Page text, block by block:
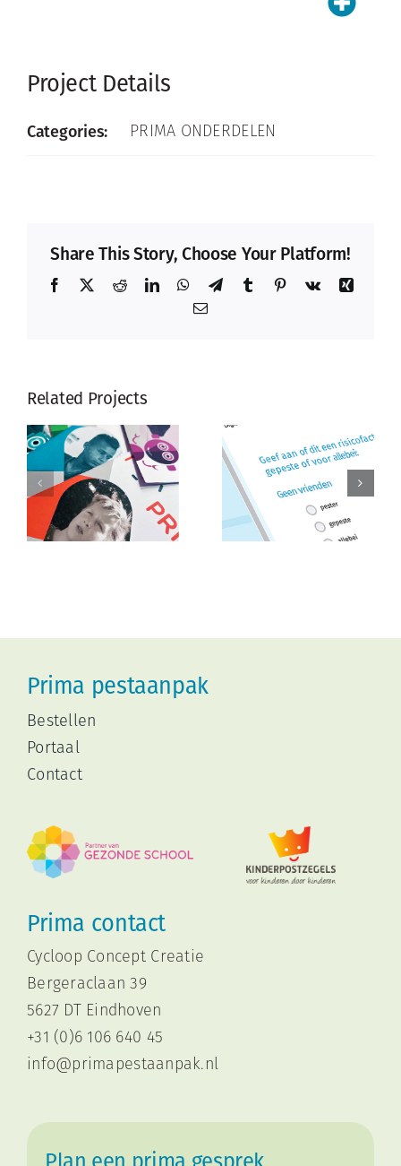
Project Details
Categories: PRIMA ONDERDELEN
Share This Story, Choose Your Platform!
Facebook RedditLinkedInWhatsApp
TelegramTumblr Pinterest
Vk
Xing
Email
Related Projects
E-LEARNING PESTMETER
Prima pestaanpak
Bestellen
Portaal
Contact
Prima contact
Cycloop Concept Creatie
Bergeraclaan 39
5627 DT Eindhoven
+31 (0)6 106 640 45
i nfo@primapestaanpak.nl